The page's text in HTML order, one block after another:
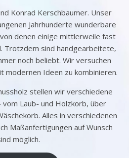
Jahrhunderte wunderbare
denen einige mittlerweile fast
Trotzdem sind handgearbeitete,
noch beliebt. Wir versuchen
modernen Ideen zu kombinieren.
stellen wir verschiedene
Laub- und Holzkorb, über
Alles in verschiedenen
Maßanfertigungen auf Wunsch
möglich.